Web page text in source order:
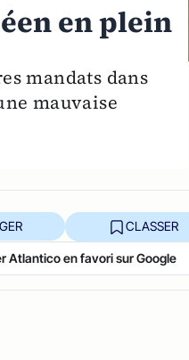
en plein
mandats dans
mauvaise
CLASSER
Atlantico en favori sur Google